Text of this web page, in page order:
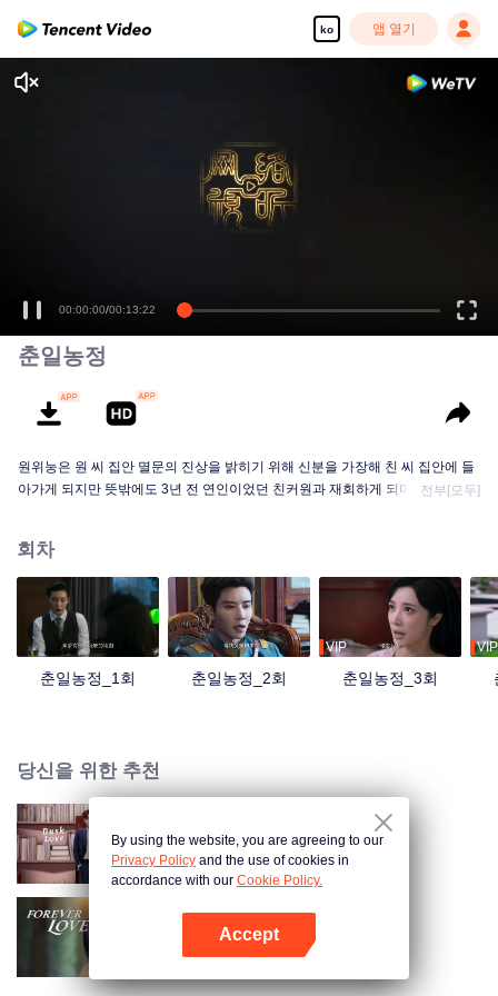
ko 앱 열기
00:00:00/00:13:22
춘일농정
원위눙은 원 씨 집안 멸문의 진상을 밝히기 위해 신분을 가장해 친 씨 집안에 들
아가게 되지만 뜻밖에도 3년 전 연인이었던 친커원과 재회하게 되며 임무에 번
도는 동안 정이 더욱 깊어진다.
전부[모두]
회차
춘일농정_1회 춘일농정_2회
VIP
춘일농정_3회
VIP
당신을 위한 추천
모색심적
망심천금
By using the website, you are agreeing to our
Privacy Policy and the use of cookies in
accordance with our Cookie Policy.
Accept